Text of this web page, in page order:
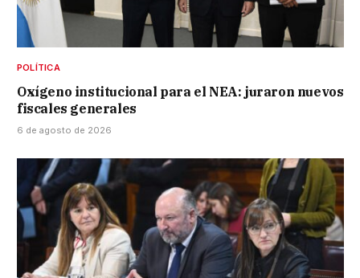
POLÍTICA
Oxígeno institucional para el NEA: juraron nuevos
fiscales generales
6 de agosto de 2026